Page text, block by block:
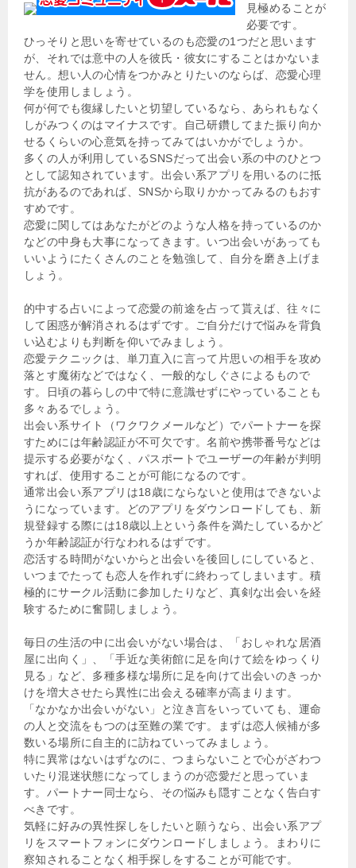
見極めることが
必要です。
ひっそりと思いを寄せているのも恋愛の1つだと思います
が、それでは意中の人を彼氏・彼女にすることはかないま
せん。想い人の心情をつかみとりたいのならば、恋愛心理
学を使用しましょう。
何が何でも復縁したいと切望しているなら、あられもなく
しがみつくのはマイナスです。自己研鑽してまた振り向か
せるくらいの心意気を持ってみてはいかがでしょうか。
多くの人が利用しているSNSだって出会い系の中のひとつ
として認知されています。出会い系アプリを用いるのに抵
抗があるのであれば、SNSから取りかかってみるのもおす
すめです。
恋愛に関してはあなたがどのような人格を持っているのか
などの中身も大事になってきます。いつ出会いがあっても
いいようにたくさんのことを勉強して、自分を磨き上げま
しょう。
的中する占いによって恋愛の前途を占って貰えば、往々に
して困惑が解消されるはずです。ご自分だけで悩みを背負
い込むよりも判断を仰いでみましょう。
恋愛テクニックは、単刀直入に言って片思いの相手を攻め
落とす魔術などではなく、一般的なしぐさによるもので
す。日頃の暮らしの中で特に意識せずにやっていることも
多々あるでしょう。
出会い系サイト（ワクワクメールなど）でパートナーを探
すためには年齢認証が不可欠です。名前や携帯番号などは
提示する必要がなく、パスポートでユーザーの年齢が判明
すれば、使用することが可能になるのです。
通常出会い系アプリは18歳にならないと使用はできないよ
うになっています。どのアプリをダウンロードしても、新
規登録する際には18歳以上という条件を満たしているかど
うか年齢認証が行なわれるはずです。
恋活する時間がないからと出会いを後回しにしていると、
いつまでたっても恋人を作れずに終わってしまいます。積
極的にサークル活動に参加したりなど、真剣な出会いを経
験するために奮闘しましょう。
毎日の生活の中に出会いがない場合は、「おしゃれな居酒
屋に出向く」、「手近な美術館に足を向けて絵をゆっくり
見る」など、多種多様な場所に足を向けて出会いのきっか
けを増大させたら異性に出会える確率が高まります。
「なかなか出会いがない」と泣き言をいっていても、運命
の人と交流をもつのは至難の業です。まずは恋人候補が多
数いる場所に自主的に訪ねていってみましょう。
特に異常はないはずなのに、つまらないことで心がざわつ
いたり混迷状態になってしまうのが恋愛だと思っていま
す。パートナー同士なら、その悩みも隠すことなく告白す
べきです。
気軽に好みの異性探しをしたいと願うなら、出会い系アプ
リをスマートフォンにダウンロードしましょう。まわりに
察知されることなく相手探しをすることが可能です。